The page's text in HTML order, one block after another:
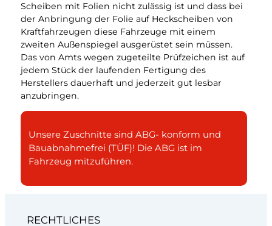
Scheiben mit Folien nicht zulässig ist und dass bei
der Anbringung der Folie auf Heckscheiben von
Kraftfahrzeugen diese Fahrzeuge mit einem
zweiten Außenspiegel ausgerüstet sein müssen.
Das von Amts wegen zugeteilte Prüfzeichen ist auf
jedem Stück der laufenden Fertigung des
Herstellers dauerhaft und jederzeit gut lesbar
anzubringen.
Unsere Zuschnitte sind ABG- konform und
Bauabnahmefrei (TÜF)! Die ABG ist im
Fahrzeug mitzuführen.
RECHTLICHES